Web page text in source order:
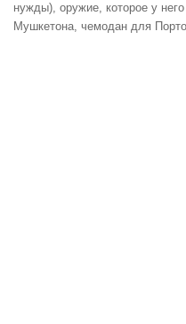
нужды), оружие, которое у
Мушкетона, чемодан для